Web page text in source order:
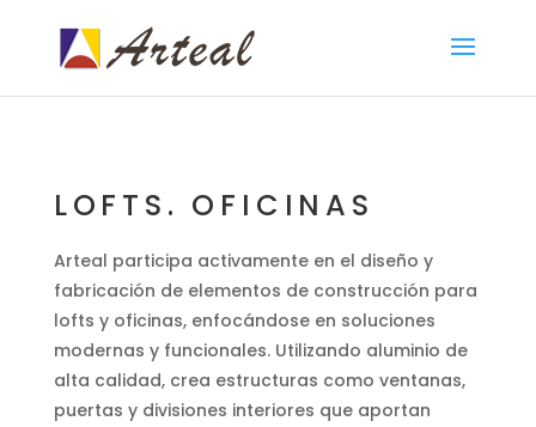
LOFTS. OFICINAS
Arteal participa activamente en el diseño y
fabricación de elementos de construcción para
lofts y oficinas, enfocándose en soluciones
modernas y funcionales. Utilizando aluminio de
alta calidad, crea estructuras como ventanas,
puertas y divisiones interiores que aportan